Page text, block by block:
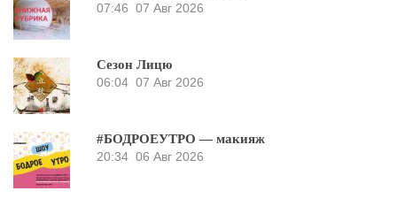
07:46 07 Авг 2026
Сезон Лицю
06:04 07 Авг 2026
#БОДРОЕУТРО — макияж
20:34 06 Авг 2026